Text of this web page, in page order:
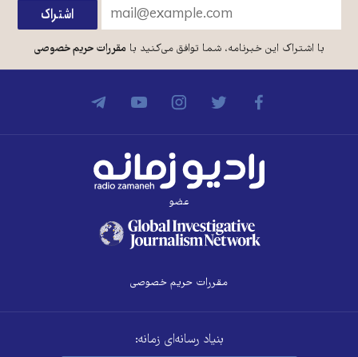
با اشتراک این خبرنامه، شما توافق می‌کنید بامقررات حریم خصوصی
عضو
مقررات حریم خصوصی
بنیاد رسانه‌ای زمانه: